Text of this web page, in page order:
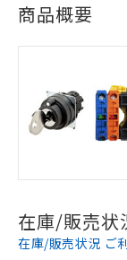
商品概要
在庫/販売状
在庫/販売状況 ご